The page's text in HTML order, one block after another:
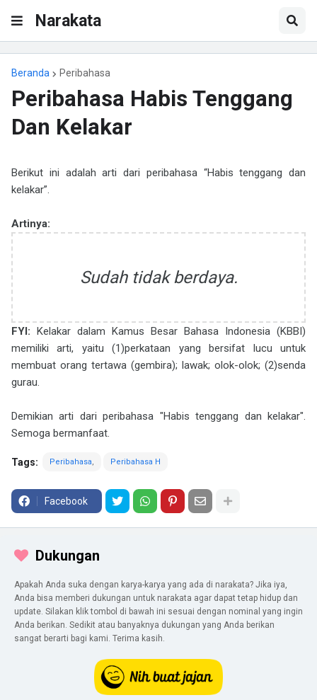
Narakata
Beranda Peribahasa
Peribahasa Habis Tenggang
Dan Kelakar
Berikut ini adalah arti dari peribahasa “Habis tenggang dan
kelakar”.
Artinya:
Sudah tidak berdaya.
FYI: Kelakar dalam Kamus Besar Bahasa Indonesia (KBBI)
memiliki arti, yaitu (1)perkataan yang bersifat lucu untuk
membuat orang tertawa (gembira); lawak; olok-olok; (2)senda
gurau.
Demikian arti dari peribahasa "Habis tenggang dan kelakar".
Semoga bermanfaat.
Tags: Peribahasa Peribahasa H
Facebook
Dukungan
Apakah Anda suka dengan karya-karya yang ada di narakata? Jika iya,
Anda bisa memberi dukungan untuk narakata agar dapat tetap hidup dan
update. Silakan klik tombol di bawah ini sesuai dengan nominal yang ingin
Anda berikan. Sedikit atau banyaknya dukungan yang Anda berikan
sangat berarti bagi kami. Terima kasih.